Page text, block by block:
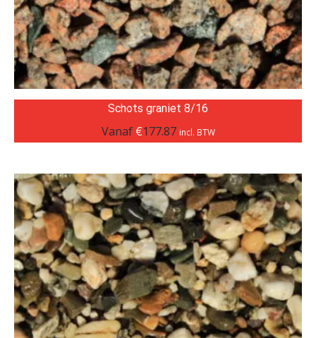
Schots graniet 8/16
Vanaf €177.87 incl. BTW